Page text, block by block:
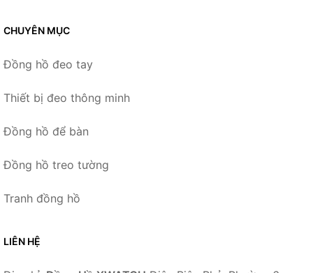
CHUYÊN MỤC
Đồng hồ đeo tay
Thiết bị đeo thông minh
Đồng hồ để bàn
Đồng hồ treo tường
Tranh đồng hồ
LIÊN HỆ